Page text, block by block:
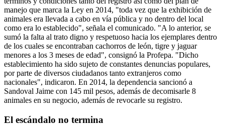
manejo que marca la Ley en 2014, "toda vez que la exhibición de
animales era llevada a cabo en vía pública y no dentro del local
como era lo establecido", señala el comunicado. "A lo anterior, se
sumó la falta al trato digno y respetuoso hacia los ejemplares dentro
de los cuales se encontraban cachorros de león, tigre y jaguar
menores a los 3 meses de edad", consignó la Profepa. "Dicho
establecimiento ha sido sujeto de constantes denuncias populares,
por parte de diversos ciudadanos tanto extranjeros como
nacionales", indicaron. En 2014, la dependencia sancionó a
Sandoval Jaime con 145 mil pesos, además de decomisarle 8
animales en su negocio, además de revocarle su registro.
El escándalo no termina